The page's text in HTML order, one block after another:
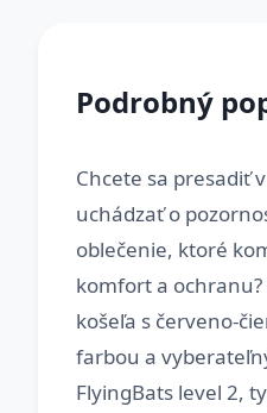
Podrobný
Chcete sa presadiť
uchádzať o
oblečenie, ktoré
komfort a
košeľa s červeno-
farbou a
FlyingBats level 2,